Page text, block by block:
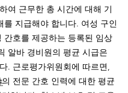
여 근무한 총 시간에 대해 기
를 지급해야 합니다. 여성 구인
간호를 제공하는 등록된 임상
알바 경비원의 평균 시급은
. 근로평가위원회에 따르면,
전문 간호 인력에 대한 평균